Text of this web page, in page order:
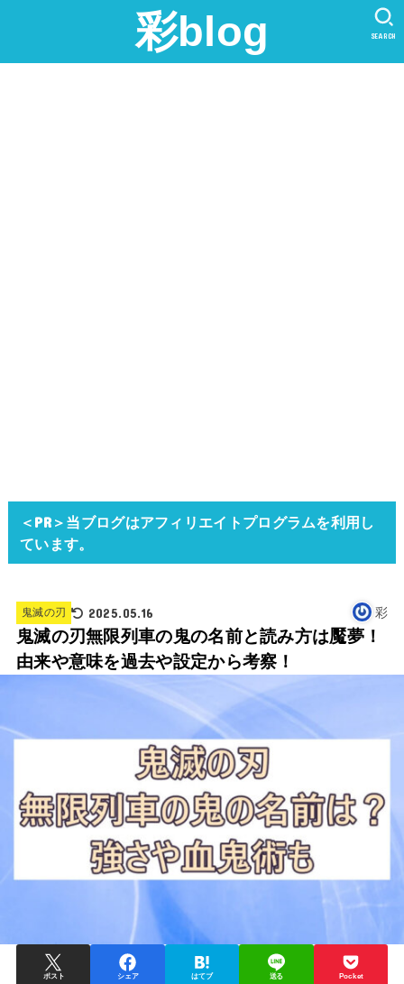
彩blog SEARCH
＜PR＞当ブログはアフィリエイトプログラムを利用し
ています。
鬼滅の刃 2025.05.16 彩
鬼滅の刃無限列車の鬼の名前と読み方は魘夢！
由来や意味を過去や設定から考察！
ポスト シェア はてブ 送る Pocket